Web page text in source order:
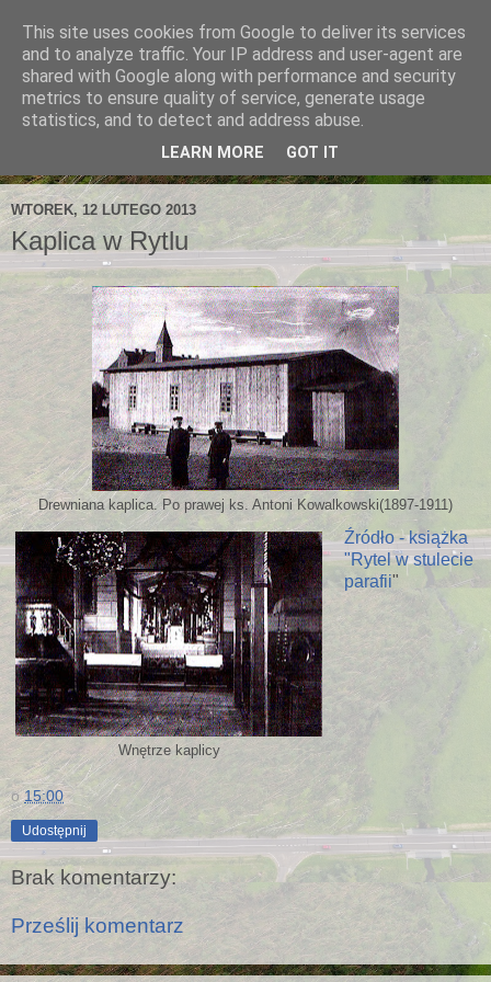
WTOREK, 12 LUTEGO 2013
Kaplica w Rytlu
Drewniana kaplica. Po prawej ks. Antoni Kowalkowski(1897-1911)
Wnętrze kaplicy
Źródło - książka
"Rytel w stulecie
parafii"
o15:00
Udostępnij
Brak komentarzy:
Prześlij komentarz
This site uses cookies from Google to deliver its services
and to analyze traffic. Your IP address and user-agent are
shared with Google along with performance and security
metrics to ensure quality of service, generate usage
statistics, and to detect and address abuse.
LEARN MORE GOT IT